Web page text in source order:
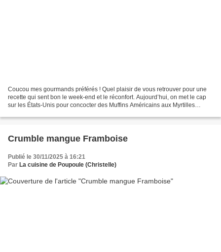
Coucou mes gourmands préférés ! Quel plaisir de vous retrouver pour une
recette qui sent bon le week-end et le réconfort. Aujourd’hui, on met le cap
sur les États-Unis pour concocter des Muffins Américains aux Myrtilles
Crumble mangue Framboise
Publié le 30/11/2025 à 16:21
Par La cuisine de Poupoule (Christelle)